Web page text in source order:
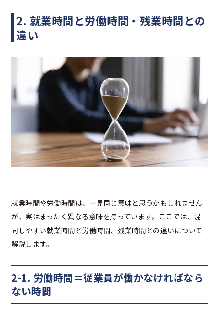
2. 就業時間と労働時間・残業時間との
違い
就業時間や労働時間は、一見同じ意味と思うかもしれません
が、実はまったく異なる意味を持っています。ここでは、混
同しやすい就業時間と労働時間、残業時間との違いについて
解説します。
2-1. 労働時間＝従業員が働かなければなら
ない時間